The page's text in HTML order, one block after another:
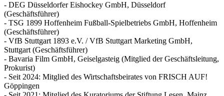
- DEG Düsseldorfer Eishockey GmbH, Düsseldorf
(Geschäftsführer)
- TSG 1899 Hoffenheim Fußball-Spielbetriebs GmbH, Hoffenheim
(Geschäftsführer)
- VfB Stuttgart 1893 e.V. / VfB Stuttgart Marketing GmbH,
Stuttgart (Geschäftsführer)
- Bavaria Film GmbH, Geiselgasteig (Mitglied der Geschäftsleitung,
Prokurist)
- Seit 2024: Mitglied des Wirtschaftsbeirates von FRISCH AUF!
Göppingen